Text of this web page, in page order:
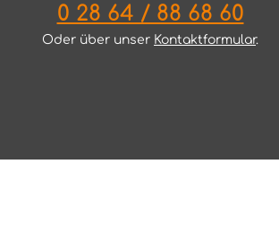
0 28 64 / 88 68 60
Oder über unser Kontaktformular.